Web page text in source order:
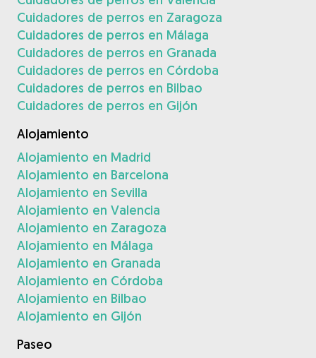
Cuidadores de perros en Zaragoza
Cuidadores de perros en Málaga
Cuidadores de perros en Granada
Cuidadores de perros en Córdoba
Cuidadores de perros en Bilbao
Cuidadores de perros en Gijón
Alojamiento
Alojamiento en Madrid
Alojamiento en Barcelona
Alojamiento en Sevilla
Alojamiento en Valencia
Alojamiento en Zaragoza
Alojamiento en Málaga
Alojamiento en Granada
Alojamiento en Córdoba
Alojamiento en Bilbao
Alojamiento en Gijón
Paseo